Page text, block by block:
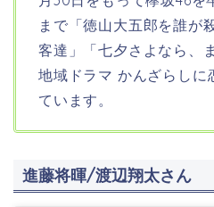
まで「徳山大五郎を誰が
客達」「七夕さよなら、
地域ドラマ かんざらしに
ています。
進藤将暉/渡辺翔太さん